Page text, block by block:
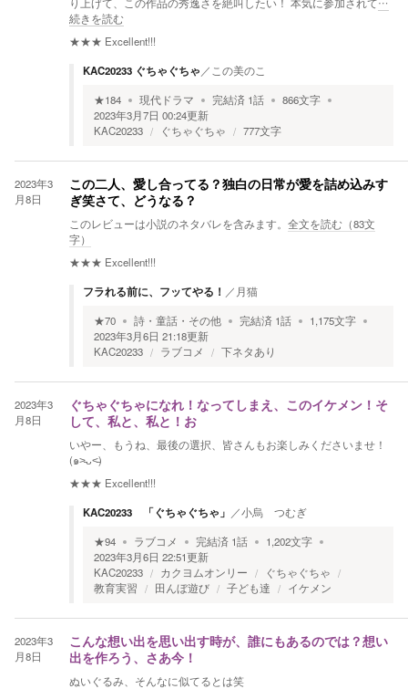
続きを読む
★★★ Excellent!!!
KAC20233 ぐちゃぐちゃ ／ この美のこ
★184 現代ドラマ 完結済 1話 866文字
2023年3月7日 00:24更新
KAC20233
ぐちゃぐちゃ 777文字
2023年3
月8日
この二人、愛し合ってる？独白の日常が愛を詰め込みす
ぎ笑さて、どうなる？
このレビューは小説のネタバレを含みます。 全文を読む（83文
字）
★★★ Excellent!!!
フラれる前に、フッてやる！ ／ 月猫
★70 詩・童話・その他 完結済 1話 1,175文字
2023年3月6日 21:18更新
KAC20233
ラブコメ 下ネタあり
2023年3
月8日
ぐちゃぐちゃになれ！なってしまえ、このイケメン！そ
して、私と、私と！お
いやー、もうね、最後の選択、皆さんもお楽しみくださいませ！
(๑˃̵ᴗ˂̵)
★★★ Excellent!!!
KAC20233 「ぐちゃぐちゃ」 ／小烏 つむぎ
★94 ラブコメ 完結済 1話 1,202文字
2023年3月6日 22:51更新
KAC20233
カクヨムオンリー
ぐちゃぐちゃ
教育実習
田んぼ遊び 子ども達 イケメン
2023年3
月8日
こんな想い出を思い出す時が、誰にもあるのでは？想い
出を作ろう、さあ今！
ぬいぐるみ、そんなに似てるとは笑